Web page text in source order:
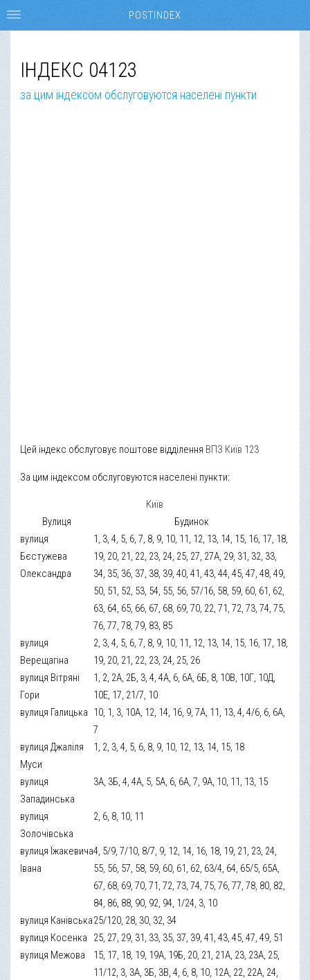
ІНДЕКС 04123
за цим індексом обслуговуются населені пункти
Цей індекс обслуговує поштове відділення ВПЗ Київ 123
За цим індексом обслуговуются населені пункти:
Київ
Вулиця
Будинок
вулиця
Бєстужева
Олександра
1, 3, 4, 5, 6, 7, 8, 9, 10, 11, 12, 13, 14, 15, 16, 17, 18,
19, 20, 21, 22, 23, 24, 25, 27, 27А, 29, 31, 32, 33,
34, 35, 36, 37, 38, 39, 40, 41, 43, 44, 45, 47, 48, 49,
50, 51, 52, 53, 54, 55, 56, 57/16, 58, 59, 60, 61, 62,
63, 64, 65, 66, 67, 68, 69, 70, 22, 71, 72, 73, 74, 75,
76, 77, 78, 79, 83, 85
вулиця
Верещагіна
2, 3, 4, 5, 6, 7, 8, 9, 10, 11, 12, 13, 14, 15, 16, 17, 18,
19, 20, 21, 22, 23, 24, 25, 26
вулиця Вітряні
Гори
1, 2, 2А, 2Б, 3, 4, 4А, 6, 6А, 6Б, 8, 10В, 10Г, 10Д,
10Е, 17, 21/7, 10
вулиця Галицька 10, 1, 3, 10А, 12, 14, 16, 9, 7А, 11, 13, 4, 4/6, 6, 6А,
7
вулиця Джаліля
Муси
1, 2, 3, 4, 5, 6, 8, 9, 10, 12, 13, 14, 15, 18
вулиця
Западинська
3А, 3Б, 4, 4А, 5, 5А, 6, 6А, 7, 9А, 10, 11, 13, 15
вулиця
Золочівська
2, 6, 8, 10, 11
вулиця Їжакевича
Івана
4, 5/9, 7/10, 8/7, 9, 12, 14, 16, 18, 19, 21, 23, 24,
55, 56, 57, 58, 59, 60, 61, 62, 63/4, 64, 65/5, 65А,
67, 68, 69, 70, 71, 72, 73, 74, 75, 76, 77, 78, 80, 82,
84, 86, 88, 90, 92, 94, 1/24, 3, 10
вулиця Канівська25/120, 28, 30, 32, 34
вулиця Косенка
25, 27, 29, 31, 33, 35, 37, 39, 41, 43, 45, 47, 49, 51
вулиця Межова
15, 17, 18, 19, 19А, 19Б, 20, 21, 21А, 23, 23А, 25,
11/12, 3, 3А, 3Б, 3В, 4, 6, 8, 10, 12А, 22, 22А, 24,
POSTINDEX